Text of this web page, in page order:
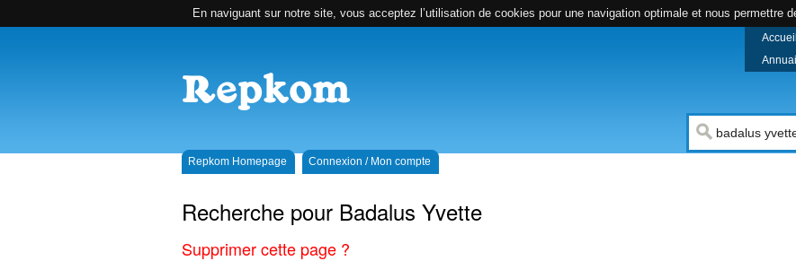
En naviguant sur notre site, vous acceptez l’utilisation de cookies pour une navigation optimale et nous permettre
Accueil
Repkom Homepage Connexion / Mon compte
Recherche pour Badalus Yvette
Supprimer cette page ?